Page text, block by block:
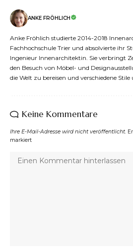
ANKE FRÖHLICH
Anke Fröhlich studierte 2014-2018
Fachhochschule Trier und absolvierte ihr
Ingenieur Innenarchitektin. Sie verbringt
den Besuch von Möbel- und
die Welt zu bereisen und verschiedene
Keine Kommentare
Ihre E-Mail-Adresse wird nicht veröffentlicht.
markiert